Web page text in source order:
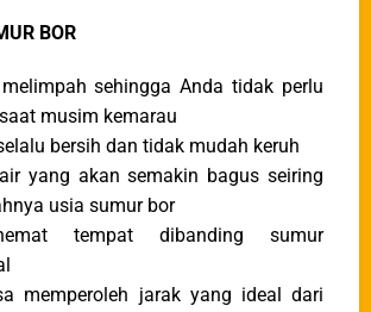
BOR
sehingga Anda tidak perlu
musim kemarau
bersih dan tidak mudah keruh
yang akan semakin bagus seiring
usia sumur bor
tempat dibanding sumur
memperoleh jarak yang ideal dari